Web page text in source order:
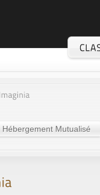
Hébergement Mutualisé